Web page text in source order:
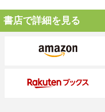
書店で詳細を見る